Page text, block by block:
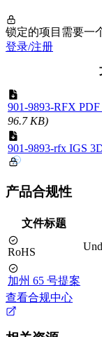
锁定的项目需要一
登录/注册
901-9893-RFX
96.7 KB)
901-9893-rfx IGS
产品合规性
文件标题
RoHS
加州 65 号提案
查看合规中心